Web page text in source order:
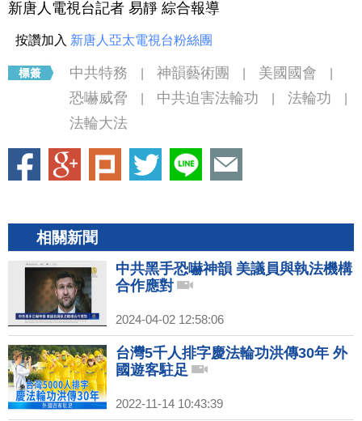
新唐人電視台記者 易靜 綜合報導
按讚加入 新唐人亞太電視台粉絲團
中共特務 神韻藝術團 美國國會
恐嚇威脅 中共迫害法輪功 法輪功
法輪大法
相關新聞
中共黑手恐嚇神韻 美議員與執法機構
合作應對
2024-04-02 12:58:06
台灣5千人排字慶法輪功洪傳30年 外
國遊客駐足
2022-11-14 10:43:39